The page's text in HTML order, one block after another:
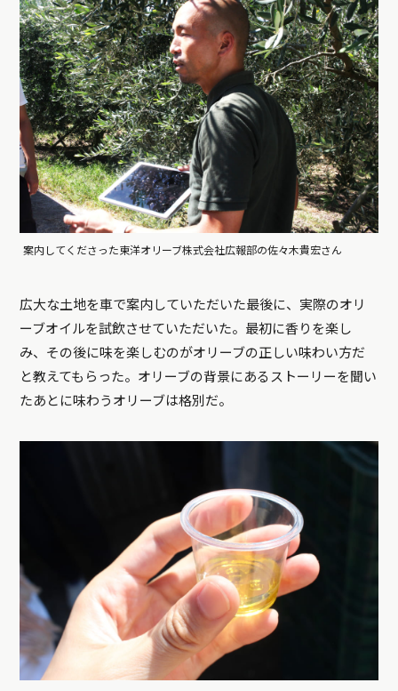
案内してくださった東洋オリーブ株式会社広報部の佐々木貴宏さん
広大な土地を車で案内していただいた最後に、実際のオリ
ーブオイルを試飲させていただいた。最初に香りを楽し
み、その後に味を楽しむのがオリーブの正しい味わい方だ
と教えてもらった。オリーブの背景にあるストーリーを聞い
たあとに味わうオリーブは格別だ。